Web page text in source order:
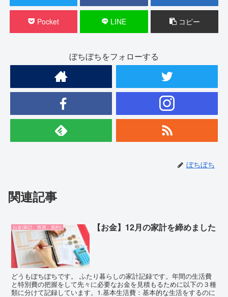
Pocket LINE コピー
ぼちぼちをフォローする
ぼちぼち
関連記事
お金(家計、投資、節約) 【お金】12月の家計を締めました
どうもぼちぼちです。 ふたり暮らしの家計記録です。年間の生活費
と特別費の把握をして先々に必要なお金を見積もるために以下の３種
類に分けて記録しています。1.基本生活費：基本的な生活をするのに